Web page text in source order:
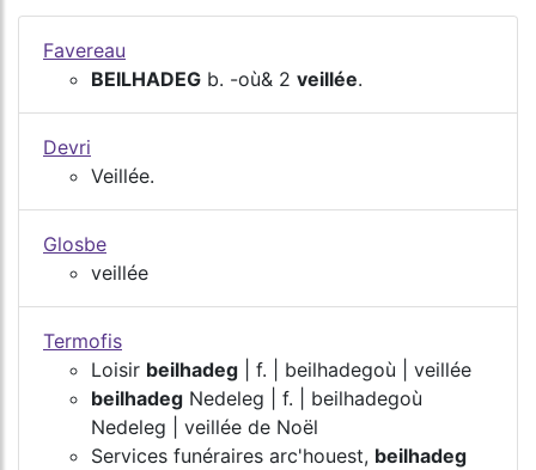
Favereau
BEILHADEG b. -où& 2 veillée.
Devri
Veillée.
Glosbe
veillée
Termofis
Loisir beilhadeg | f. | beilhadegoù | veillée
beilhadeg Nedeleg | f. | beilhadegoù
Nedeleg | veillée de Noël
Services funéraires arc'houest, beilhadeg